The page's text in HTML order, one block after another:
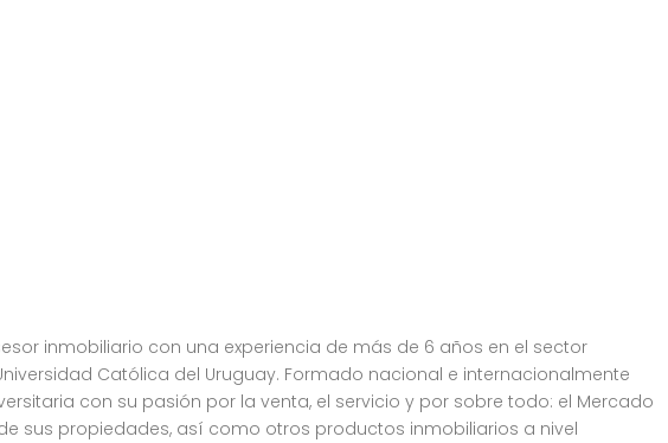
inmobiliario con una experiencia de más de 6 años en el sector
Católica del Uruguay. Formado nacional e internacionalmente
con su pasión por la venta, el servicio y por sobre todo: el Mercado
sus propiedades, así como otros productos inmobiliarios a nivel